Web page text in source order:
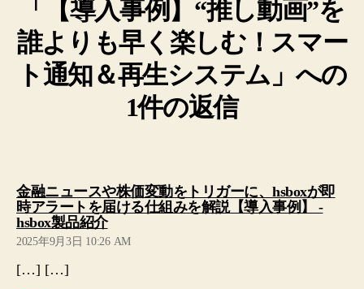
「【導入事例】“推し動画”を
誰よりも早く楽しむ！スマー
ト通知＆再生システム」への
1件の返信
金融ニュースや株価変動をトリガーに、hsboxが即
時アラートを届ける仕組みを解説【導入事例】 -
hsbox製品紹介の
発
2025年9月3日 10:26 AM
[…] […]